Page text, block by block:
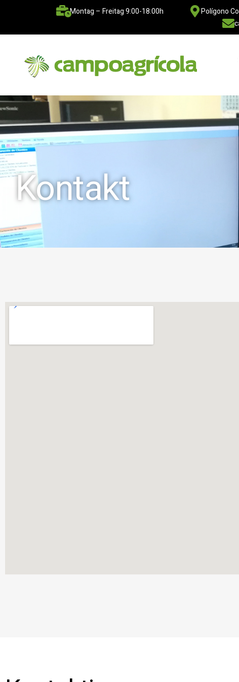
Montag – Freitag 9:00-18:00h Polígono
Kontakt